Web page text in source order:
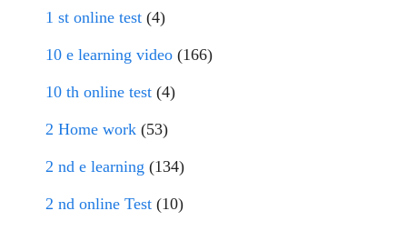
1 st online test (4)
10 e learning video (166)
10 th online test (4)
2 Home work (53)
2 nd e learning (134)
2 nd online Test (10)